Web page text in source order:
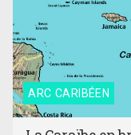
ARC CARIBÉEN